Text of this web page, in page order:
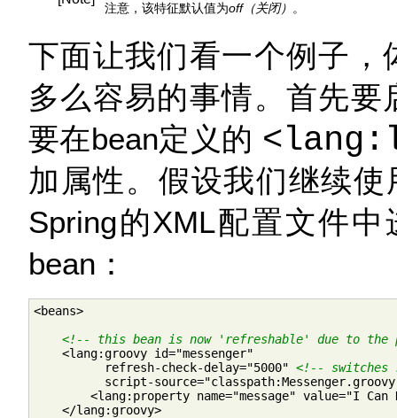
注意，该特征默认值为off（关闭） 。
下面让我们看一个例子，
多么容易的事情。首先要
要在bean定义的
加属性。假设我们继续
Spring的XML配置文件
bean：
<beans>
<!-- this bean is now 'refreshable' due to
    <lang:groovy id="messenger"
          refresh-check-delay="5000"
<!-- switches
script-
<lang:property name="message" value="I Can
    </lang:groovy>